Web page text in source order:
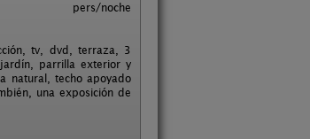
pers/noche
tv, dvd, terraza, 3
parrilla exterior y
natural, techo apoyado
una exposición de